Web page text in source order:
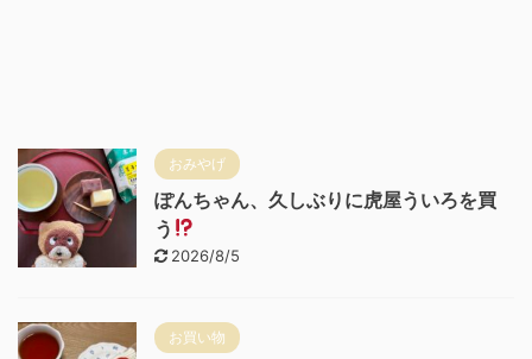
おみやげ
ぽんちゃん、久しぶりに虎屋ういろを買
う
2026/8/5
お買い物